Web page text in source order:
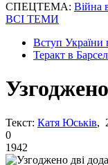
СПЕЦТЕМА: Війна
ВСІ ТЕМИ
Вступ України
Теракт в
Текст: Катя Юськів,
0
1942